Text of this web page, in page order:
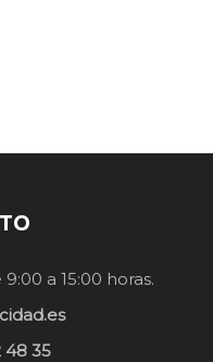
a 15:00 horas.
48 35